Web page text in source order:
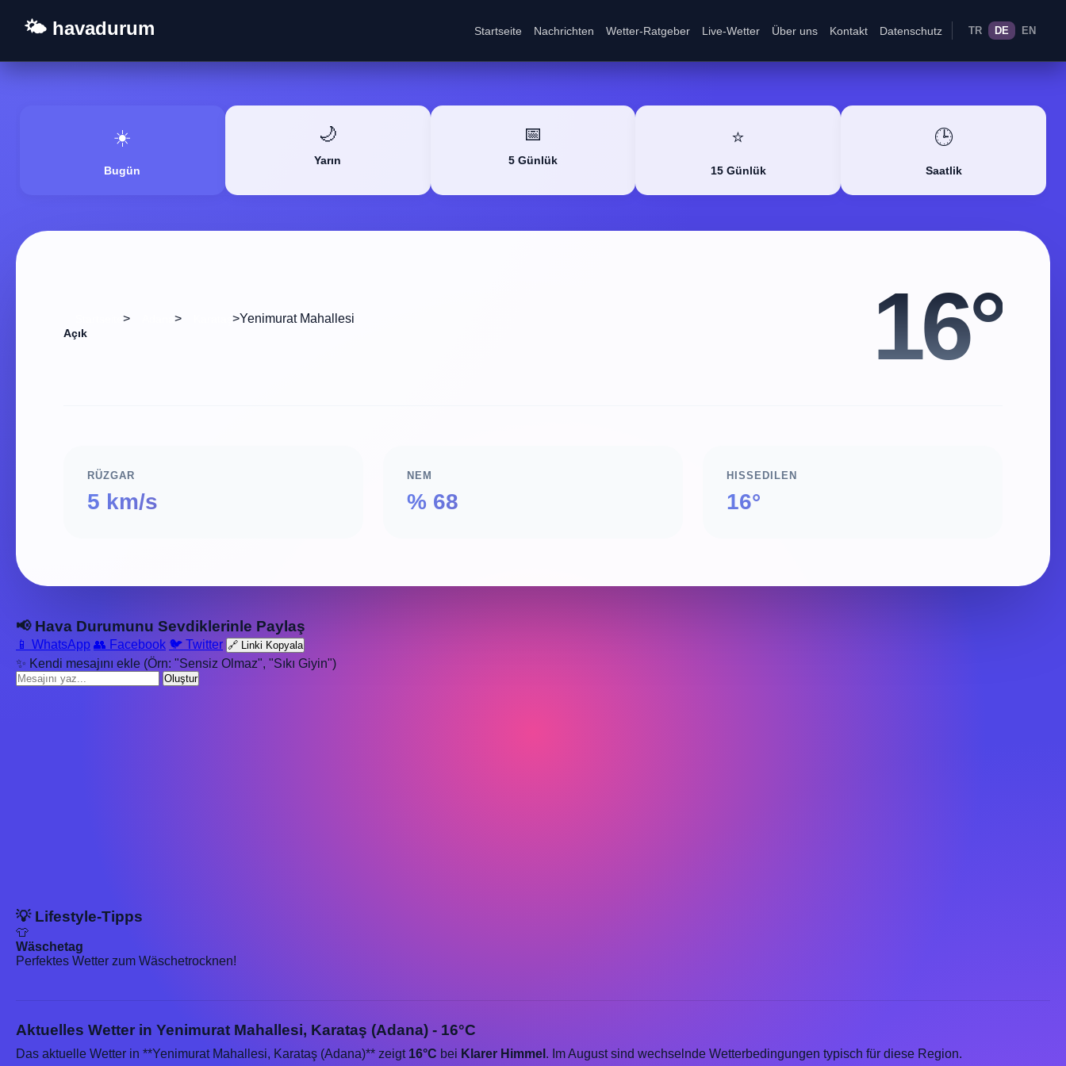
🌤️ havadurum Startseite Nachrichten Wetter-Ratgeber Live-Wetter Über uns Kontakt Datenschutz TR DE EN
☀️
Bugün
🌙
Yarın
📅
5 Günlük
⭐
15 Günlük
🕒
Saatlik
> > >Yenimurat Mahallesi
Açık 16°
RÜZGAR
5 km/s
NEM
% 68
HISSEDILEN
16°
📢 Hava Durumunu Sevdiklerinle Paylaş
📱 WhatsApp 👥 Facebook 🐦 Twitter 🔗 Linki Kopyala
✨ Kendi mesajını ekle (Örn: "Sensiz Olmaz", "Sıkı Giyin")
Oluştur
💡 Lifestyle-Tipps
👕
Wäschetag
Perfektes Wetter zum Wäschetrocknen!
Aktuelles Wetter in Yenimurat Mahallesi, Karataş (Adana) - 16°C
Das aktuelle Wetter in **Yenimurat Mahallesi, Karataş (Adana)** zeigt 16°C bei Klarer Himmel . Im August sind wechselnde Wetterbedingungen typisch für diese Region.